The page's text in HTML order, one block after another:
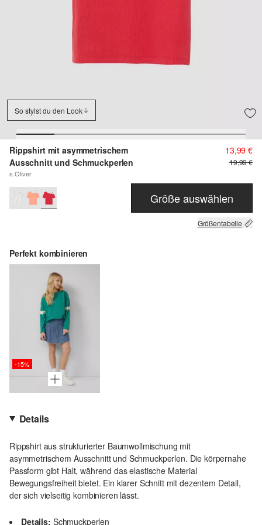
So stylst du den Look
Rippshirt mit asymmetrischem
Ausschnitt und Schmuckperlen
s.Oliver
13,99 €
19,99 €
Größe auswählen
Größentabelle
Perfekt kombinieren
-15%
Details
Rippshirt aus strukturierter Baumwollmischung mit
asymmetrischem Ausschnitt und Schmuckperlen. Die körpernahe
Passform gibt Halt, während das elastische Material
Bewegungsfreiheit bietet. Ein klarer Schnitt mit dezentem Detail,
der sich vielseitig kombinieren lässt.
Details: Schmuckperlen